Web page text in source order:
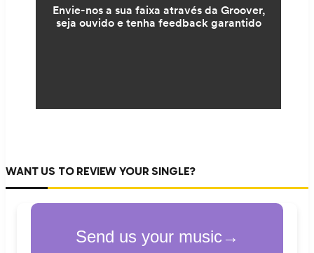
WANT US TO REVIEW YOUR SINGLE?